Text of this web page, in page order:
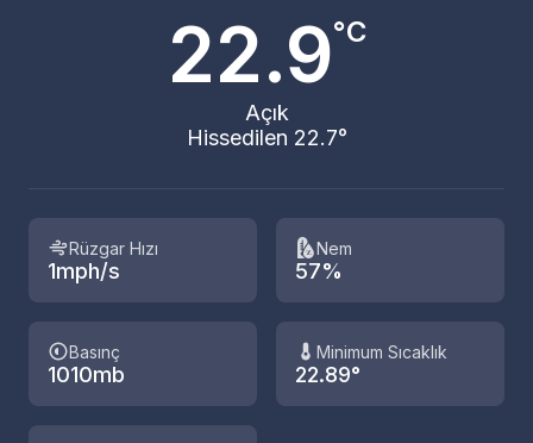
22.9°C
Açık
Hissedilen 22.7°
Rüzgar Hızı
1mph/s
Nem
57%
Basınç
1010mb
Minimum Sıcaklık
22.89°